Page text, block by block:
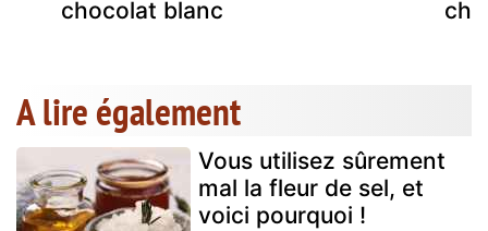
chocolat blanc
A lire également
Vous utilisez sûrement
mal la fleur de sel, et
voici pourquoi !